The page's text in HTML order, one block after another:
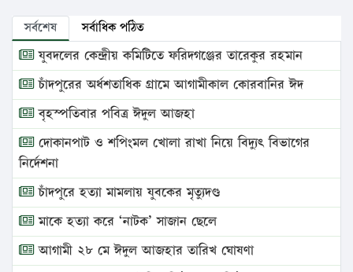
সর্বশেষ সর্বাধিক পঠিত
যুবদলের কেন্দ্রীয় কমিটিতে ফরিদগঞ্জের তারেকুর রহমান
চাঁদপুরের অর্ধশতাধিক গ্রামে আগামীকাল কোরবানির ঈদ
বৃহস্পতিবার পবিত্র ঈদুল আজহা
দোকানপাট ও শপিংমল খোলা রাখা নিয়ে বিদ্যুৎ বিভাগের
নির্দেশনা
চাঁদপুরে হত্যা মামলায় যুবকের মৃত্যুদণ্ড
মাকে হত্যা করে ‘নাটক’ সাজান ছেলে
আগামী ২৮ মে ঈদুল আজহার তারিখ ঘোষণা